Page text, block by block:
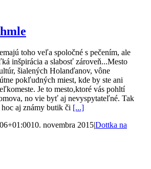
toho veľa spoločné s pečením, ale
inšpirácia a slabosť zároveň...Mesto
šialených Holanďanov, vône
pokľudných miest, kde by ste ani
Je to mesto,ktoré vás pohltí
no vie byť aj nevyspytateľné. Tak
aj známy butik či [...]
10. novembra 2015|Dottka na